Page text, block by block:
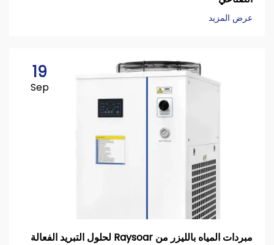
عرض المزيد
19
Sep
مبردات المياه بالليزر من Raysoar لحلول التبريد الفعالة